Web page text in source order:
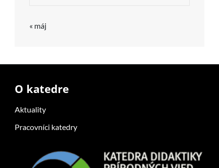
« máj
O katedre
Aktuality
Pracovníci katedry